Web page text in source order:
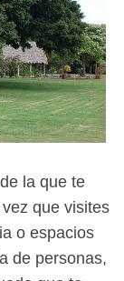
la que te
que visites
o espacios
de personas,